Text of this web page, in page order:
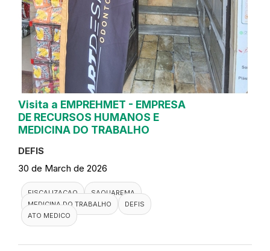
Visita a EMPREHMET - EMPRESA
DE RECURSOS HUMANOS E
MEDICINA DO TRABALHO
DEFIS
30 de March de 2026
FISCALIZACAO
SAQUAREMA
MEDICINA DO TRABALHO
DEFIS
ATO MEDICO